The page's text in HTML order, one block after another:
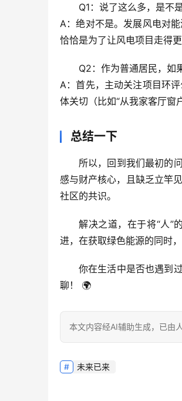
Q1：说了这么多，是不
A：绝对不是。发展风电对
恰恰是为了让风电项目走得更
Q2：作为普通居民，如
A：首先，主动关注项目环
体关切（比如“从我家客厅窗
总结一下
所以，回到我们最初的
感与财产核心，且缺乏立竿
社区的共识。
解决之道，在于将“人”
进，在获取绿色能源的同时
你在生活中是否也遇到
聊！
🌍
本文内容经AI辅助生成，已由
未来已来